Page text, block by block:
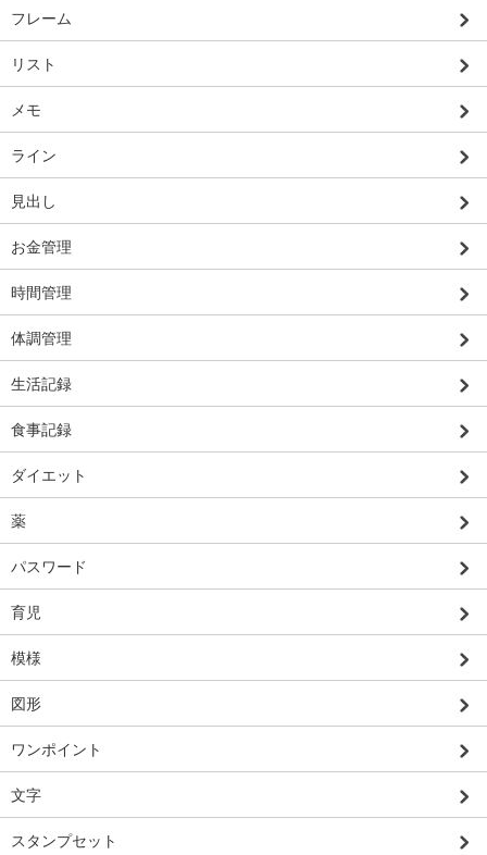
フレーム
リスト
メモ
ライン
見出し
お金管理
時間管理
体調管理
生活記録
食事記録
ダイエット
薬
パスワード
育児
模様
図形
ワンポイント
文字
スタンプセット